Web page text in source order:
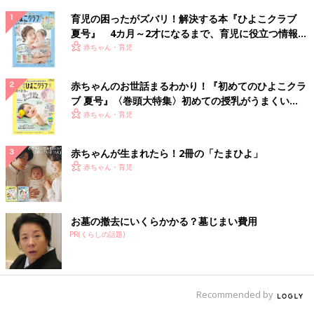
あなたに必要なデータ通信量別・おすすめプラン
のプランを選びましょう。とはいえ、このプラン選びがめんどう
なんですよね。そこで、代表的なプランを表にまとめました。参
考にしてみてください。
データ通信量のプランは、申し込み後も変更可能という会社が多
いです。データ通信量がどのくらい必要なのかわからない場合
は、最初に容量が多めのプランを選んで、1～2カ月使ってみてか
らプランの見直しをしましょう。
ライトユーザーにおすすめのプラン［1～3GB］
スマホ利用者の9割以上は、ひと月あたりのデータ通信量が3GB
という調査結果があります（※1）。スマホの主な用途がメールや
SNSのチェック、ちょっとした調べ物という人は、ひと月1～
育児の困ったがズバリ！解決する本『ひよこクラブ
夏号』 4カ月～2才になるまで、育児に役立つ情報が
いっぱい！
赤ちゃん・育児
赤ちゃんのお世話まるわかり！『初めてのひよこクラ
ブ 夏号』〈巻頭大特集〉初めての授乳がうまくい
く！ おっぱい・ミルクの基本と夏のトラブル 解決テ
赤ちゃん・育児
赤ちゃんが生まれたら！2冊の「たまひよ」
赤ちゃん・育児
お墓の撤去にいくらかかる？墓じまい費用
PR(くらしの話題)
Recommended by